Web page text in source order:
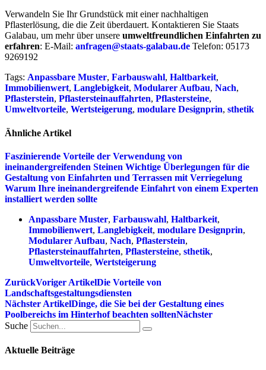
Verwandeln Sie Ihr Grundstück mit einer nachhaltigen
Pflasterlösung, die die Zeit überdauert. Kontaktieren Sie Staats
Galabau, um mehr über unsere umweltfreundlichen Einfahrten zu
erfahren: E-Mail: anfragen@staats-galabau.de Telefon: 05173
9269192
Tags: Anpassbare Muster, Farbauswahl, Haltbarkeit,
Immobilienwert, Langlebigkeit, Modularer Aufbau, Nach,
Pflasterstein, Pflastersteinauffahrten, Pflastersteine,
Umweltvorteile, Wertsteigerung, modulare Designprin, sthetik
Ähnliche Artikel
Faszinierende Vorteile der Verwendung von
ineinandergreifenden Steinen Wichtige Überlegungen für die
Gestaltung von Einfahrten und Terrassen mit Verriegelung
Warum Ihre ineinandergreifende Einfahrt von einem Experten
installiert werden sollte
Anpassbare Muster, Farbauswahl, Haltbarkeit,
Immobilienwert, Langlebigkeit, modulare Designprin,
Modularer Aufbau, Nach, Pflasterstein,
Pflastersteinauffahrten, Pflastersteine, sthetik,
Umweltvorteile, Wertsteigerung
ZurückVoriger ArtikelDie Vorteile von
Landschaftsgestaltungsdiensten
Nächster ArtikelDinge, die Sie bei der Gestaltung eines
Poolbereichs im Hinterhof beachten solltenNächster
Suche
Aktuelle Beiträge